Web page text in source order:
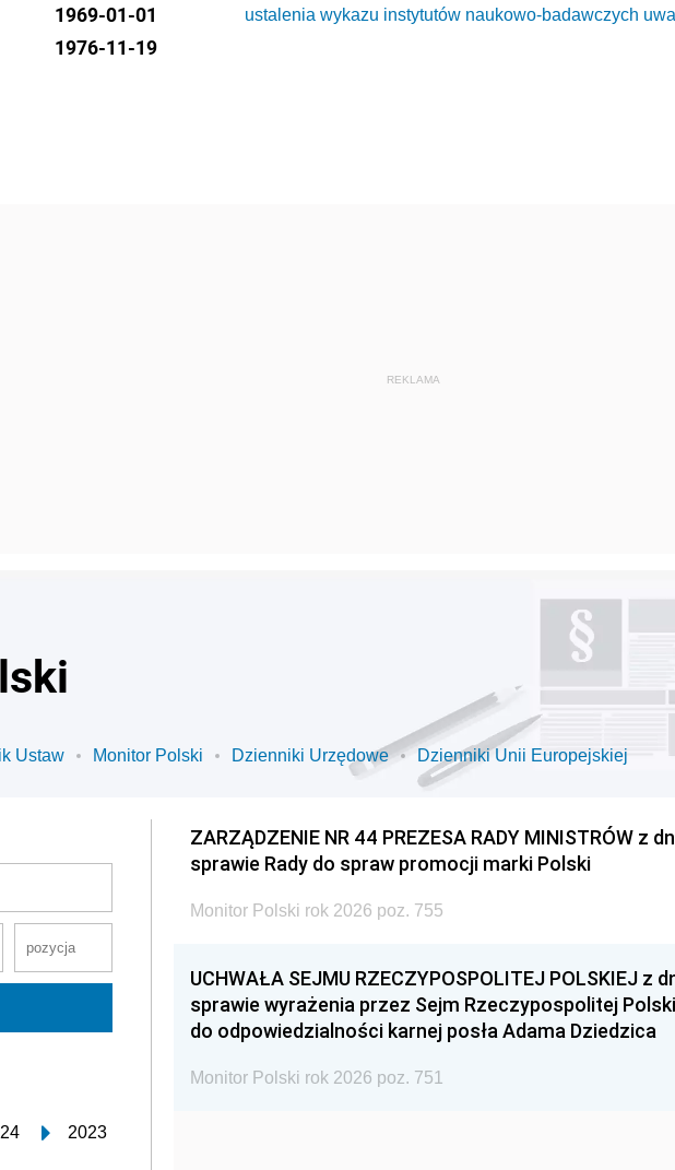
1969-01-01
1976-11-19
ustalenia wykazu instytutów naukowo-badawczych
Ustaw Monitor Polski Dzienniki Urzędowe Dzienniki Unii Europejskiej
2023
ZARZĄDZENIE NR 44 PREZESA RADY MINISTRÓW z
sprawie Rady do spraw promocji marki Polski
Monitor Polski rok 2026 poz. 755
UCHWAŁA SEJMU RZECZYPOSPOLITEJ POLSKIEJ z
sprawie wyrażenia przez Sejm Rzeczypospolitej
do odpowiedzialności karnej posła Adama Dziedzica
Monitor Polski rok 2026 poz. 751